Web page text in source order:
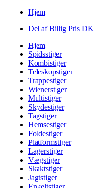
Hjem
Del af Billig Pris DK
Hjem
Spidsstiger
Kombistiger
Teleskopstiger
Trappestiger
Wienerstiger
Multistiger
Skydestiger
Tagstiger
Hemsestiger
Foldestiger
Platformstiger
Lagerstiger
Vægstiger
Skaktstiger
Jagtstiger
Enkeltstiger